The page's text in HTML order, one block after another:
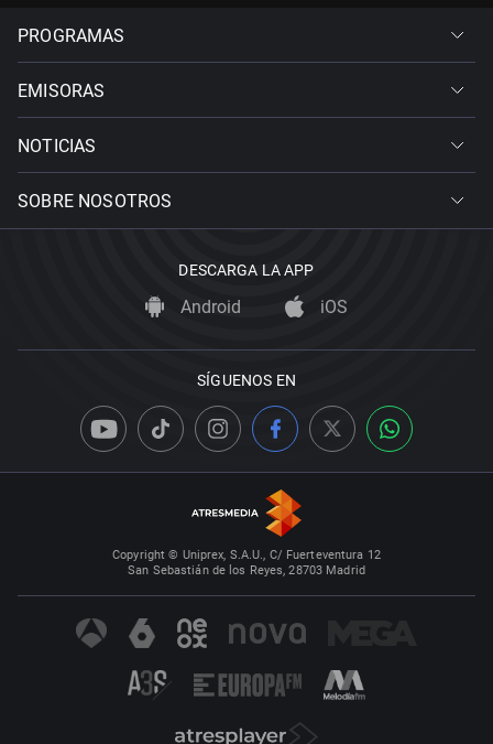
PROGRAMAS
EMISORAS
NOTICIAS
SOBRE NOSOTROS
DESCARGA LA APP
Android iOS
SÍGUENOS EN
Copyright © Uniprex, S.A.U., C/ Fuerteventura 12
San Sebastián de los Reyes, 28703 Madrid